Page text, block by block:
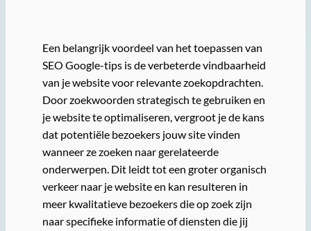
Een belangrijk voordeel van het toepassen van
SEO Google-tips is de verbeterde vindbaarheid
van je website voor relevante zoekopdrachten.
Door zoekwoorden strategisch te gebruiken en
je website te optimaliseren, vergroot je de kans
dat potentiële bezoekers jouw site vinden
wanneer ze zoeken naar gerelateerde
onderwerpen. Dit leidt tot een groter organisch
verkeer naar je website en kan resulteren in
meer kwalitatieve bezoekers die op zoek zijn
naar specifieke informatie of diensten die jij